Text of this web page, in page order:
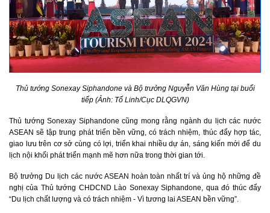
Thủ tướng Sonexay Siphandone và Bộ trưởng Nguyễn Văn Hùng tại buổi
tiếp (Ảnh: Tố Linh/Cục DLQGVN)
Thủ tướng Sonexay Siphandone cũng mong rằng ngành du lịch các nước
ASEAN sẽ tập trung phát triển bền vững, có trách nhiệm, thúc đẩy hợp tác,
giao lưu trên cơ sở cùng có lợi, triển khai nhiều dự án, sáng kiến mới để du
lịch nội khối phát triển mạnh mẽ hơn nữa trong thời gian tới.
Bộ trưởng Du lịch các nước ASEAN hoàn toàn nhất trí và ủng hộ những đề
nghị của Thủ tướng CHDCND Lào Sonexay Siphandone, qua đó thúc đẩy
“Du lịch chất lượng và có trách nhiệm - Vì tương lai ASEAN bền vững”.